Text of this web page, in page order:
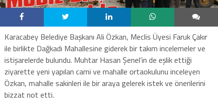
Karacabey Belediye Başkanı Ali Özkan, Meclis Üyesi Faruk Çakır
ile birlikte Dağkadı Mahallesine giderek bir takım incelemeler ve
istişarelerde bulundu. Muhtar Hasan Şenel’in de eşlik ettiği
ziyarette yeni yapılan cami ve mahalle ortaokulunu inceleyen
Özkan, mahalle sakinleri ile bir araya gelerek istek ve önerilerini
bizzat not etti.